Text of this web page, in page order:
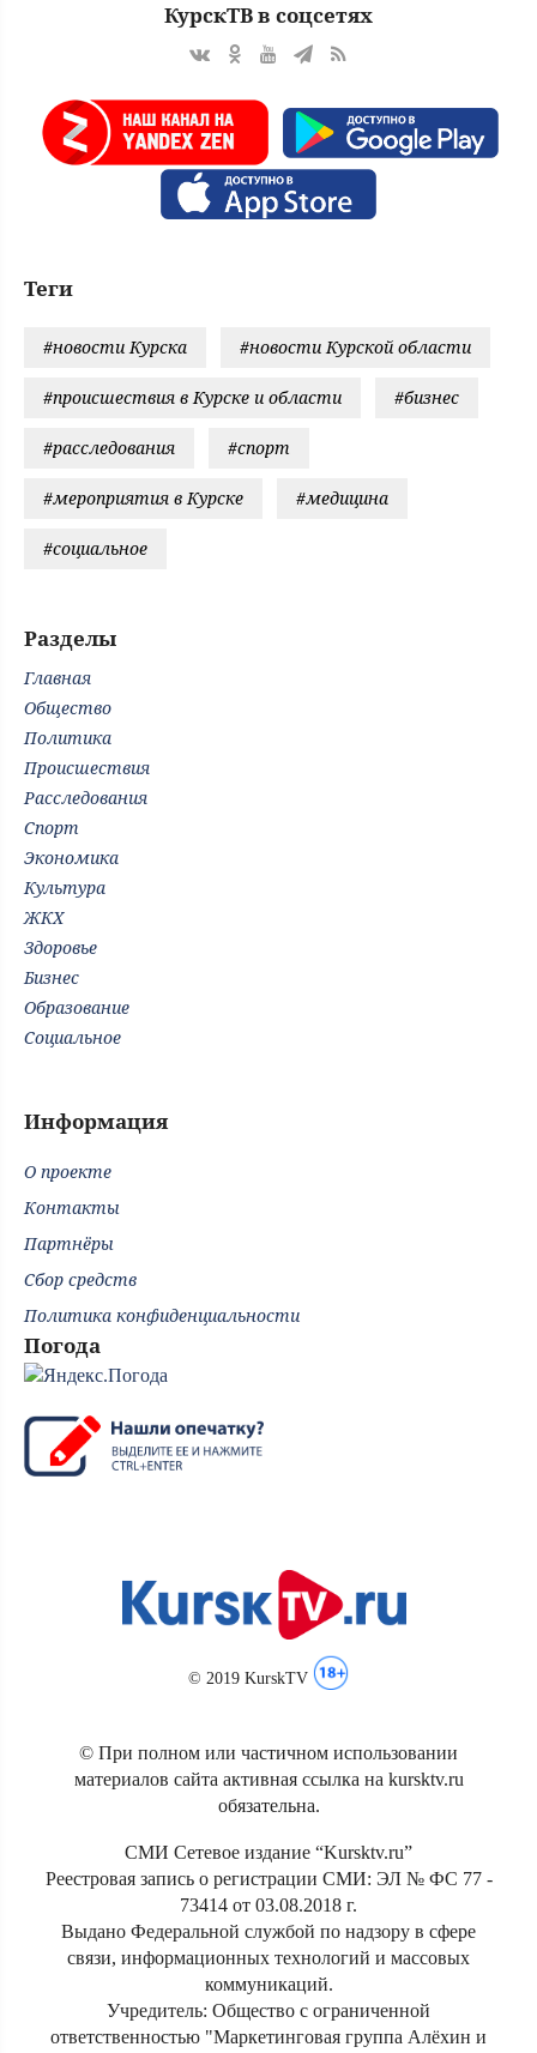
КурскТВ в соцсетях
Теги
#новости Курска #новости Курской области
#происшествия в Курске и области #бизнес
#расследования #спорт
#мероприятия в Курске #медицина
#социальное
Разделы
Главная
Общество
Политика
Происшествия
Расследования
Спорт
Экономика
Культура
ЖКХ
Здоровье
Бизнес
Образование
Социальное
Информация
О проекте
Контакты
Партнёры
Сбор средств
Политика конфиденциальности
Погода
© 2019 KurskTV
© При полном или частичном использовании
материалов сайта активная ссылка на kursktv.ru
обязательна.
СМИ Сетевое издание “Kursktv.ru”
Реестровая запись о регистрации СМИ: ЭЛ № ФС 77 -
73414 от 03.08.2018 г.
Выдано Федеральной службой по надзору в сфере
связи, информационных технологий и массовых
коммуникаций.
Учредитель: Общество с ограниченной
ответственностью "Маркетинговая группа Алёхин и